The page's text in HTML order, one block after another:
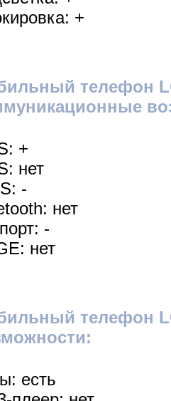
+
телефон
+
нет
-
нет
-
нет
телефон
есть